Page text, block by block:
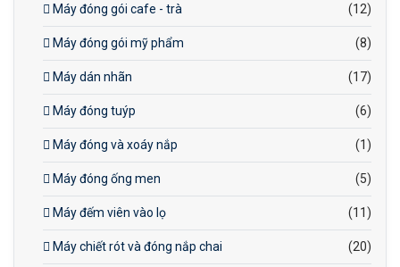
Máy đóng gói cafe - trà (12)
Máy đóng gói mỹ phẩm (8)
Máy dán nhãn (17)
Máy đóng tuýp (6)
Máy đóng và xoáy nắp (1)
Máy đóng ống men (5)
Máy đếm viên vào lọ (11)
Máy chiết rót và đóng nắp chai (20)